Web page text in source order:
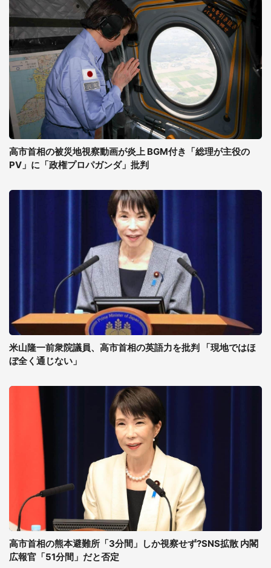
高市首相の被災地視察動画が炎上 BGM付き「総理が主役の
PV」に「政権プロパガンダ」批判
米山隆一前衆院議員、高市首相の英語力を批判 「現地ではほ
ぼ全く通じない」
高市首相の熊本避難所「3分間」しか視察せず?SNS拡散 内閣
広報官「51分間」だと否定